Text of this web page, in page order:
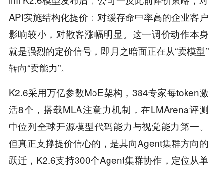
API实施结构化提价：对缓存命中率高的企业客户
影响较小，对散客涨幅明显。这一调价动作本身
就是强烈的定价信号，即月之暗面正在从“卖模型”
转向“卖能力”。
K2.6采用万亿参数MoE架构，384专家每token激
活8个，搭载MLA注意力机制，在LMArena评测
中位列全球开源模型代码能力与视觉能力第一。
但真正支撑提价信心的，是其向Agent集群方向的
跃迁，K2.6支持300个Agent集群协作，定位从单